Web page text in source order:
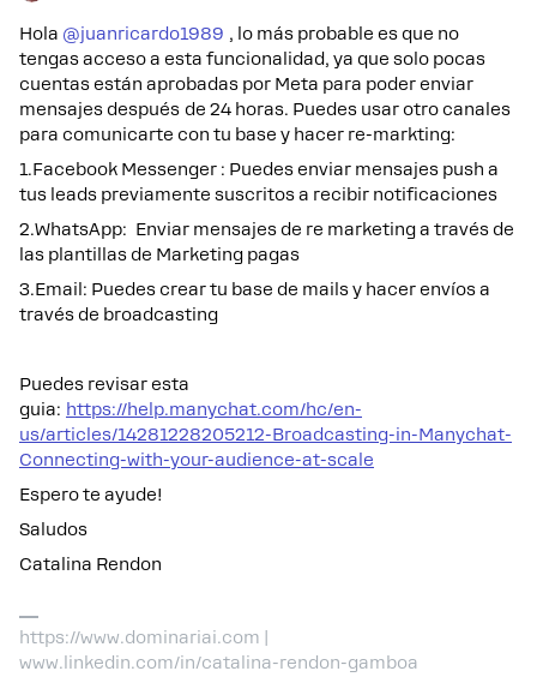
Hola ​ @juanricardo1989 , lo más probable es que no
tengas acceso a esta funcionalidad, ya que solo pocas
cuentas están aprobadas por Meta para poder enviar
mensajes después de 24 horas. Puedes usar otro canales
para comunicarte con tu base y hacer re-markting:
1.Facebook Messenger : Puedes enviar mensajes push a
tus leads previamente suscritos a recibir notificaciones
2.WhatsApp: Enviar mensajes de re marketing a través de
las plantillas de Marketing pagas
3.Email: Puedes crear tu base de mails y hacer envíos a
través de broadcasting
Puedes revisar esta
guia: https://help.manychat.com/hc/en-
us/articles/14281228205212-Broadcasting-in-Manychat-
Connecting-with-your-audience-at-scale
Espero te ayude!
Saludos
Catalina Rendon
https://www.dominariai.com |
www.linkedin.com/in/catalina-rendon-gamboa